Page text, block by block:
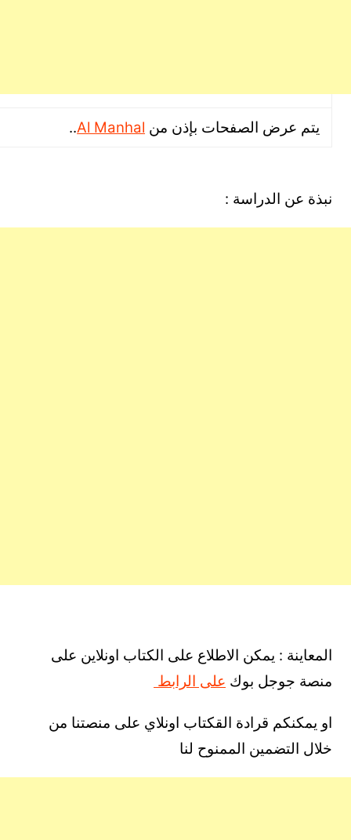
يتم عرض الصفحات بإذن منAl Manhal
..
نبذة عن الدراسة :
المعاينة : يمكن الاطلاع على الكتاب اونلاين على
منصة جوجل بوكعلى الرابط
او يمكنكم قرادة القكتاب اونلاي على منصتنا من
خلال التضمين الممنوح لنا